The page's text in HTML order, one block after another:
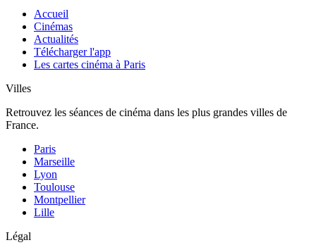
Accueil
Cinémas
Actualités
Télécharger l'app
Les cartes cinéma à Paris
Villes
Retrouvez les séances de cinéma dans les plus grandes villes de
France.
Paris
Marseille
Lyon
Toulouse
Montpellier
Lille
Légal